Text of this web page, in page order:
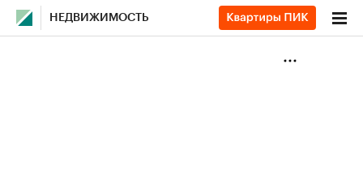
НЕДВИЖИМОСТЬ